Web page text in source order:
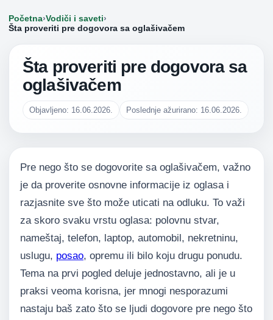
Početna›Vodiči i saveti›
Šta proveriti pre dogovora sa oglašivačem
Šta proveriti pre dogovora sa
oglašivačem
Objavljeno: 16.06.2026. Poslednje ažurirano: 16.06.2026.
Pre nego što se dogovorite sa oglašivačem, važno
je da proverite osnovne informacije iz oglasa i
razjasnite sve što može uticati na odluku. To važi
za skoro svaku vrstu oglasa: polovnu stvar,
nameštaj, telefon, laptop, automobil, nekretninu,
uslugu, posao, opremu ili bilo koju drugu ponudu.
Tema na prvi pogled deluje jednostavno, ali je u
praksi veoma korisna, jer mnogi nesporazumi
nastaju baš zato što se ljudi dogovore pre nego što